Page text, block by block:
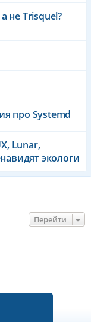
не Trisquel?
про Systemd
Lunar,
экологи
Перейти